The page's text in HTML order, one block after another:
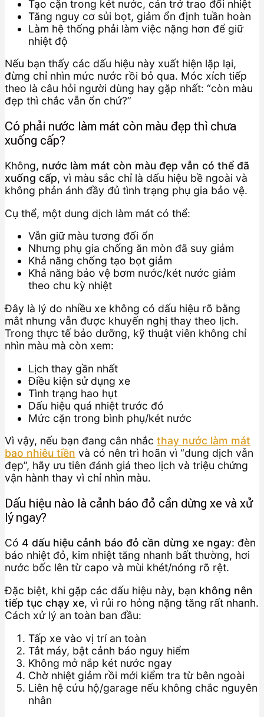
Tạo cặn trong két nước, cản trở trao đổi nhiệt
Tăng nguy cơ sủi bọt, giảm ổn định tuần hoàn
Làm hệ thống phải làm việc nặng hơn để giữ
nhiệt độ
Nếu bạn thấy các dấu hiệu này xuất hiện lặp lại,
đừng chỉ nhìn mức nước rồi bỏ qua. Móc xích tiếp
theo là câu hỏi người dùng hay gặp nhất: “còn màu
đẹp thì chắc vẫn ổn chứ?”
Có phải nước làm mát còn màu đẹp thì chưa
xuống cấp?
Không, nước làm mát còn màu đẹp vẫn có thể đã
xuống cấp, vì màu sắc chỉ là dấu hiệu bề ngoài và
không phản ánh đầy đủ tình trạng phụ gia bảo vệ.
Cụ thể, một dung dịch làm mát có thể:
Vẫn giữ màu tương đối ổn
Nhưng phụ gia chống ăn mòn đã suy giảm
Khả năng chống tạo bọt giảm
Khả năng bảo vệ bơm nước/két nước giảm
theo chu kỳ nhiệt
Đây là lý do nhiều xe không có dấu hiệu rõ bằng
mắt nhưng vẫn được khuyến nghị thay theo lịch.
Trong thực tế bảo dưỡng, kỹ thuật viên không chỉ
nhìn màu mà còn xem:
Lịch thay gần nhất
Điều kiện sử dụng xe
Tình trạng hao hụt
Dấu hiệu quá nhiệt trước đó
Mức cặn trong bình phụ/két nước
Vì vậy, nếu bạn đang cân nhắc thay nước làm mát
bao nhiêu tiền và có nên trì hoãn vì “dung dịch vẫn
đẹp”, hãy ưu tiên đánh giá theo lịch và triệu chứng
vận hành thay vì chỉ nhìn màu.
Dấu hiệu nào là cảnh báo đỏ cần dừng xe và xử
lý ngay?
Có 4 dấu hiệu cảnh báo đỏ cần dừng xe ngay: đèn
báo nhiệt đỏ, kim nhiệt tăng nhanh bất thường, hơi
nước bốc lên từ capo và mùi khét/nóng rõ rệt.
Đặc biệt, khi gặp các dấu hiệu này, bạn không nên
tiếp tục chạy xe, vì rủi ro hỏng nặng tăng rất nhanh.
Cách xử lý an toàn ban đầu:
Tấp xe vào vị trí an toàn
Tắt máy, bật cảnh báo nguy hiểm
Không mở nắp két nước ngay
Chờ nhiệt giảm rồi mới kiểm tra từ bên ngoài
Liên hệ cứu hộ/garage nếu không chắc nguyên
nhân